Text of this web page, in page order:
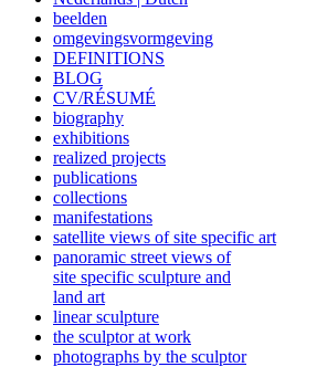
beelden
omgevingsvormgeving
DEFINITIONS
BLOG
CV/RÉSUMÉ
biography
exhibitions
realized projects
publications
collections
manifestations
satellite views of site specific art
panoramic street views of
site specific sculpture and
land art
linear sculpture
the sculptor at work
photographs by the sculptor